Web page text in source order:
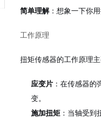
简单理解 ：想象一下你
工作原理
扭矩传感器的工作原理
应变片 ：在传感器
变。
施加扭矩 ：当轴受